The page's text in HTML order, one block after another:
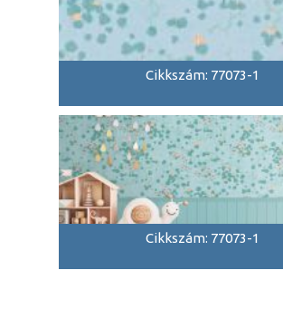
Cikkszám: 77073-1
Cikkszám: 77073-1